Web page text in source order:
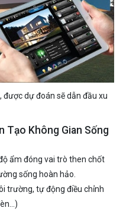
dự đoán sẽ dẫn đầu xu
Tạo Không Gian Sống
ẩm đóng vai trò then chốt
sống hoàn hảo.
trường, tự động điều chỉnh